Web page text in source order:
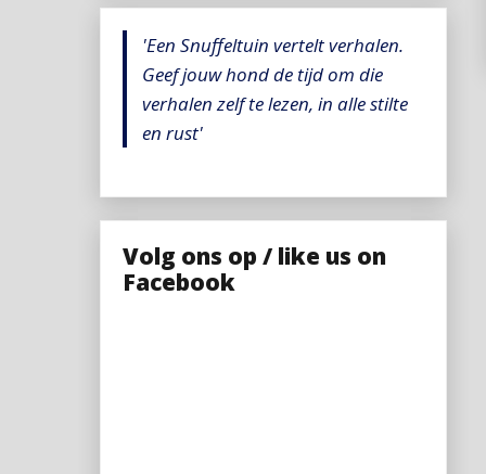
'Een Snuffeltuin vertelt verhalen.
Geef jouw hond de tijd om die
verhalen zelf te lezen, in alle stilte
en rust'
Volg ons op / like us on
Facebook